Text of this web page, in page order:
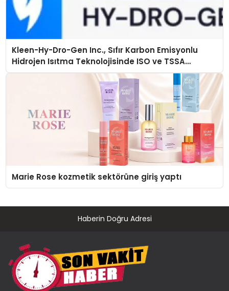
Kleen-Hy-Dro-Gen Inc., Sıfır Karbon Emisyonlu
Hidrojen Isıtma Teknolojisinde ISO ve TSSA
Düzenleyici Onaylarını Aldı
Marie Rose kozmetik sektörüne giriş yaptı
Haberin Doğru Adresi